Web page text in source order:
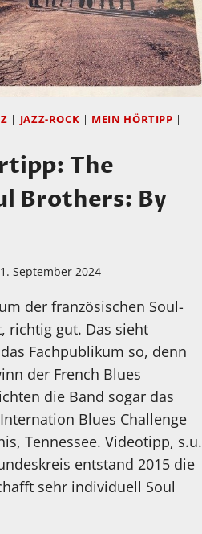
| JAZZ-ROCK | MEIN HÖRTIPP |
The
Brothers: By
1. September 2024
der französischen Soul-
richtig gut. Das sieht
Fachpublikum so, denn
der French Blues
die Band sogar das
Blues Challenge
Tennessee. Videotipp, s.u.
entstand 2015 die
sehr individuell Soul